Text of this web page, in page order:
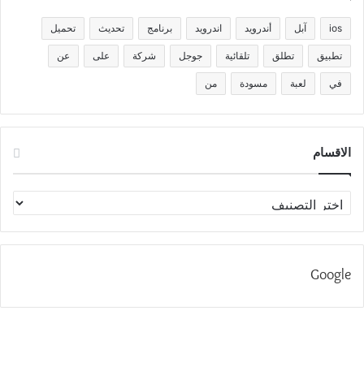
ios آبل أندرويد اندرويد برنامج تحديث تحميل
تطبيق تطلق تلقائية جوجل شركة على عن
في لعبة مسودة من
الاقسام
الاقسام
Google